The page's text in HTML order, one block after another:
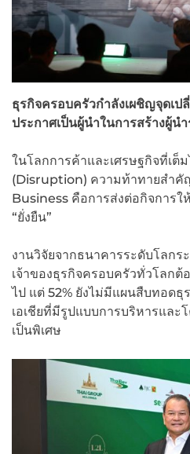
ธุรกิจครอบครัวกำลังเผชิญจุดเป
ประกาศเป็นผู้นำในการสร้างผู้น
ในโลกการค้าและเศรษฐกิจที่เต็
(Disruption) ความท้าทายสำ
Business คือการส่งต่อกิจการใ
“ยั่งยืน”
งานวิจัยจากธนาคารระดับโลกร
เจ้าของธุรกิจครอบครัวทั่วโลกต้
ไป แต่ 52% ยังไม่มีแผนสืบทอดธุ
เอเชียที่มีรูปแบบการบริหารแล
เป็นพิเศษ